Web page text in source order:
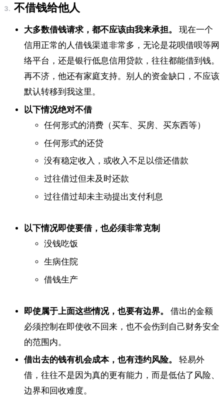
不借钱给他人
大多数借钱请求，都不应该由我来承担。
现在一个
信用正常的人借钱渠道非常多，无论是花呗借呗等网
络平台，还是银行低息信用贷款，往往都能借到钱。
再不济，他还有家庭支持。别人的资金缺口，不应该
默认转移到我这里。
以下情况绝对不借
任何形式的消费（买车、买房、买东西等）
任何形式的还贷
没有稳定收入，或收入不足以偿还借款
过往借过但未及时还款
过往借过却未主动提出支付利息
以下情况即使要借，也必须非常克制
没钱吃饭
生病住院
借钱生产
即使属于上面这些情况，也要有边界。
借出的金额
必须控制在即使收不回来，也不会伤到自己财务安全
的范围内。
借出去的钱有机会成本，也有违约风险。
轻易外
借，往往不是因为真的更有能力，而是低估了风险、
边界和回收难度。